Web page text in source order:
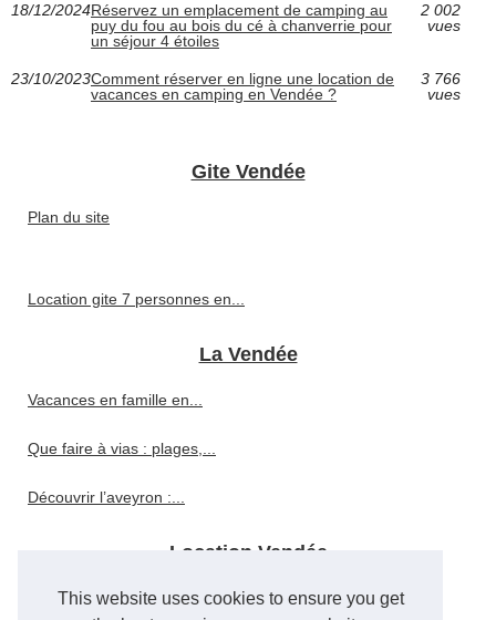
This website uses cookies to ensure you get
18/12/2024Réservez un emplacement de camping au
puy du fou au bois du cé à chanverrie pour
un séjour 4 étoiles
2 002
vues
23/10/2023Comment réserver en ligne une location de
vacances en camping en Vendée ?
3 766
vues
Gite Vendée
Plan du site
Location gite 7 personnes en...
La Vendée
Vacances en famille en...
Que faire à vias : plages,...
Découvrir l’aveyron :...
Location Vendée
Camping près du puy de sancy...